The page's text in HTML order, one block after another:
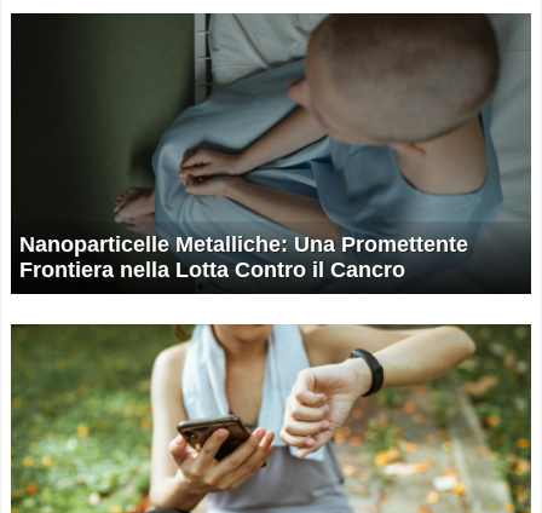
Nanoparticelle Metalliche: Una Promettente
Frontiera nella Lotta Contro il Cancro